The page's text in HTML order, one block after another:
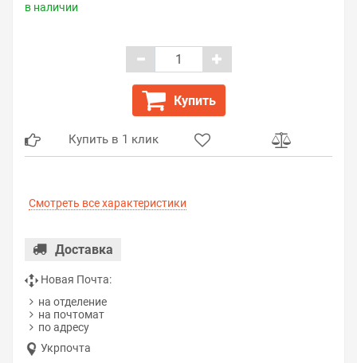
в наличии
Купить
Купить в 1 клик
Смотреть все характеристики
Доставка
Новая Почта:
на отделение
на почтомат
по адресу
Укрпочта